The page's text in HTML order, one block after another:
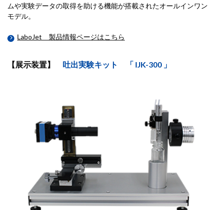
ムや実験データの取得を助ける機能が搭載されたオールインワン
モデル。
LaboJet 製品情報ページはこちら
【展示装置】 吐出実験キット 「 IJK-300 」